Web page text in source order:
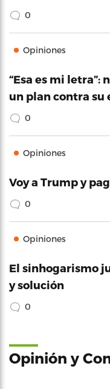
0
Opiniones
“Esa es mi letra”:
un plan contra su
0
Opiniones
Voy a Trump y
0
Opiniones
El sinhogarismo
y solución
0
Opinión y